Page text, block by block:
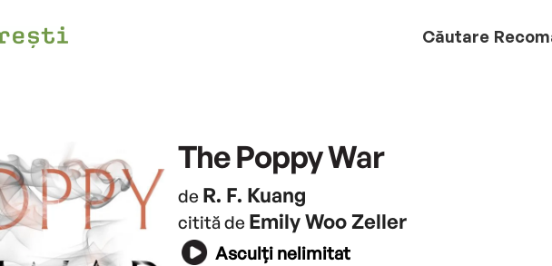
Căutare
The Poppy War
de R. F. Kuang
citită de Emily Woo Zeller
Asculți nelimitat